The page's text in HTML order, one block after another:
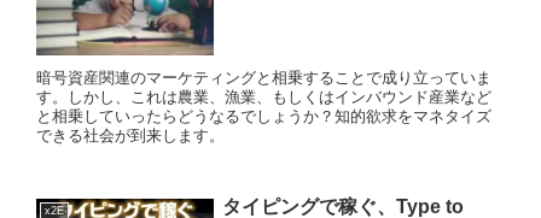
暗号資産関連のマーケティングと相乗することで成り立っていま
す。しかし、これは農業、漁業、もしくはインバウンド産業など
と相乗していったらどうなるでしょうか？知的欲求をマネタイズ
できる社会が到来します。
x2E
タイピングで稼ぐ、Type to